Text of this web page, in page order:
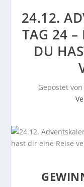
24.12.
TAG 24 –
DU
Gepostet von